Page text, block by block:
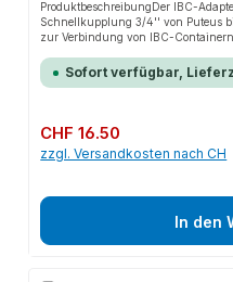
ProduktbeschreibungDer IBC-
Schnellkupplung 3/4'' von Puteus
zur Verbindung von IBC-
und passt sich flexibel an
Design und die einfache
StahlhebelMS-Schnellkupplung 3/
Brauch-/
unserem Sortiment finden Sie auch
Produkte für den Anschluss.
Sofort verfügbar,
Regulärer Preis:
CHF 16.50
zzgl. Versandkosten nach CH
In den